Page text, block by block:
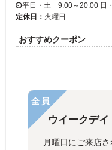
平日・土 9:00～20:00 日
定休日： 火曜日
おすすめクーポン
全員
ウイークデイ
月曜日にご来店